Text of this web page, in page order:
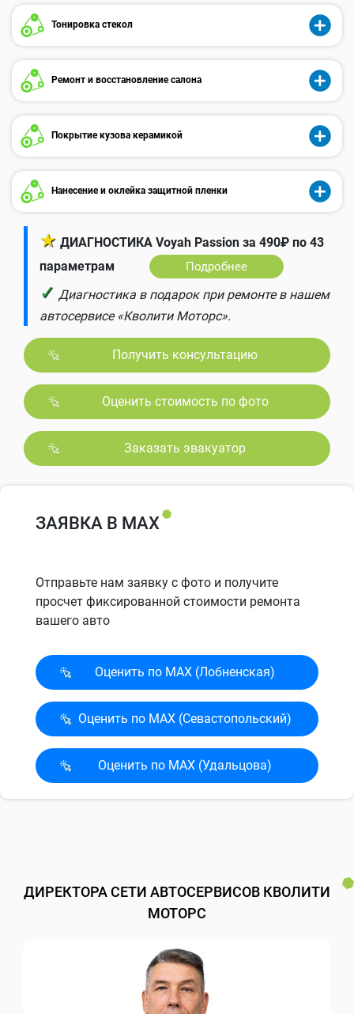
Тонировка стекол
Ремонт и восстановление салона
Покрытие кузова керамикой
Нанесение и оклейка защитной пленки
★ ДИАГНОСТИКА Voyah Passion за 490₽ по 43
параметрам
Подробнее
✓ Диагностика в подарок при ремонте в нашем
автосервисе «Кволити Моторс».
Получить консультацию
Оценить стоимость по фото
Заказать эвакуатор
ЗАЯВКА В MAX
Отправьте нам заявку с фото и получите
просчет фиксированной стоимости ремонта
вашего авто
Оценить по MAX (Лобненская)
Оценить по MAX (Севасто­польский)
Оценить по MAX (Удальцова)
ДИРЕКТОРА СЕТИ АВТОСЕРВИСОВ КВОЛИТИ
МОТОРС